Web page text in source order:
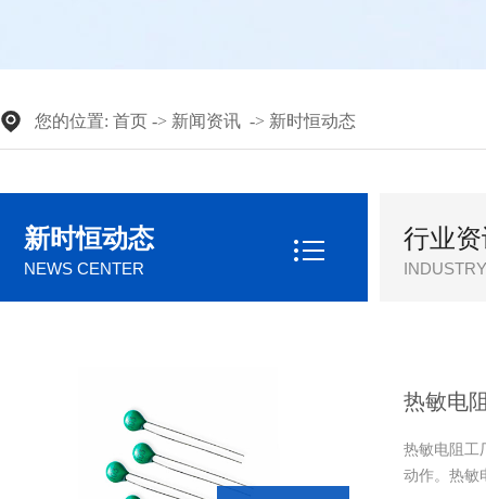
您的位置: 首页 -> 新闻资讯 -> 新时恒动态
新时恒动态 行业
热敏电
热敏电阻工
动作。热敏